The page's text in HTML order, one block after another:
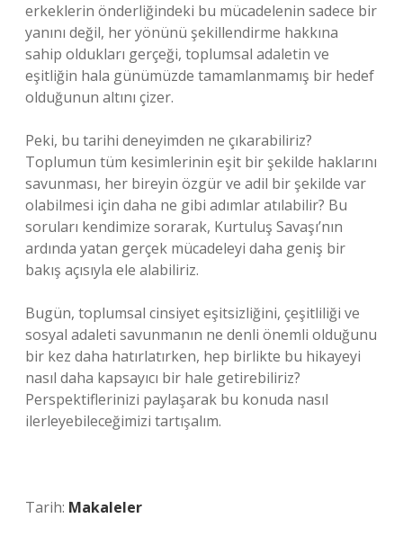
erkeklerin önderliğindeki bu mücadelenin sadece bir
yanını değil, her yönünü şekillendirme hakkına
sahip oldukları gerçeği, toplumsal adaletin ve
eşitliğin hala günümüzde tamamlanmamış bir hedef
olduğunun altını çizer.
Peki, bu tarihi deneyimden ne çıkarabiliriz?
Toplumun tüm kesimlerinin eşit bir şekilde haklarını
savunması, her bireyin özgür ve adil bir şekilde var
olabilmesi için daha ne gibi adımlar atılabilir? Bu
soruları kendimize sorarak, Kurtuluş Savaşı’nın
ardında yatan gerçek mücadeleyi daha geniş bir
bakış açısıyla ele alabiliriz.
Bugün, toplumsal cinsiyet eşitsizliğini, çeşitliliği ve
sosyal adaleti savunmanın ne denli önemli olduğunu
bir kez daha hatırlatırken, hep birlikte bu hikayeyi
nasıl daha kapsayıcı bir hale getirebiliriz?
Perspektiflerinizi paylaşarak bu konuda nasıl
ilerleyebileceğimizi tartışalım.
Tarih: Makaleler